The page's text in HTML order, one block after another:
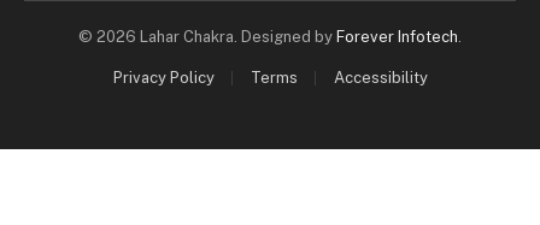
© 2026 Lahar Chakra. Designed by Forever Infotech.
Privacy Policy Terms Accessibility